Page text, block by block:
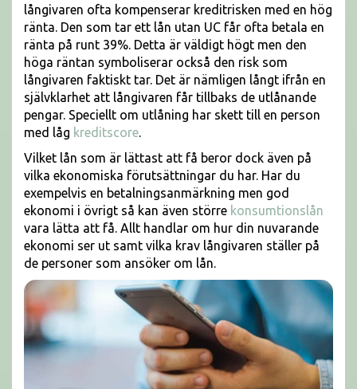
långivaren ofta kompenserar kreditrisken med en hög
ränta. Den som tar ett lån utan UC får ofta betala en
ränta på runt 39%. Detta är väldigt högt men den
höga räntan symboliserar också den risk som
långivaren faktiskt tar. Det är nämligen långt ifrån en
självklarhet att långivaren får tillbaks de utlånande
pengar. Speciellt om utlåning har skett till en person
med låg kreditscore.
Vilket lån som är lättast att få beror dock även på
vilka ekonomiska förutsättningar du har. Har du
exempelvis en betalningsanmärkning men god
ekonomi i övrigt så kan även större konsumtionslån
vara lätta att få. Allt handlar om hur din nuvarande
ekonomi ser ut samt vilka krav långivaren ställer på
de personer som ansöker om lån.